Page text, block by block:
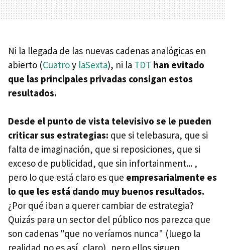
Ni la llegada de las nuevas cadenas analógicas en
abierto (Cuatroy laSexta), ni la TDT han evitado
que las principales privadas consigan estos
resultados.
Desde el punto de vista televisivo se le pueden
criticar sus estrategias: que si telebasura, que si
falta de imaginación, que si reposiciones, que si
exceso de publicidad, que sin infortainment... ,
pero lo que está claro es que empresarialmente es
lo que les está dando muy buenos resultados.
¿Por qué iban a querer cambiar de estrategia?
Quizás para un sector del público nos parezca que
son cadenas "que no veríamos nunca" (luego la
realidad no es así, claro), pero ellos siguen